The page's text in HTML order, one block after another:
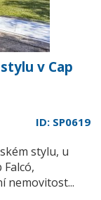
v Cap
ID: SP0619
stylu, u
nemovitost...